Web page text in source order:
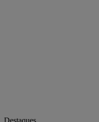
Destaques